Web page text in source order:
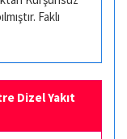
Faklı
Dizel Yakıt